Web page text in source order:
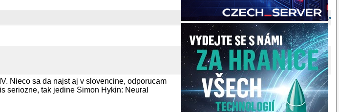
Nieco sa da najst aj v slovencine, odporucam
seriozne, tak jedine Simon Hykin: Neural